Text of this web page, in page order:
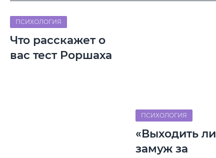
ПСИХОЛОГИЯ
Что расскажет о
вас тест Роршаха
ПСИХОЛОГИЯ
«Выходить ли
замуж за